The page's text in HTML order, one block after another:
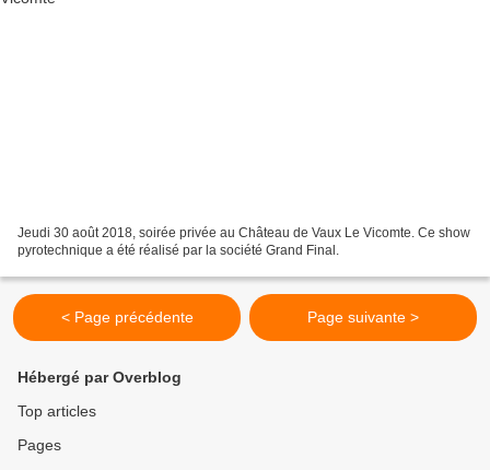
Jeudi 30 août 2018, soirée privée au Château de Vaux Le Vicomte. Ce show
pyrotechnique a été réalisé par la société Grand Final.
< Page précédente Page suivante >
Hébergé par Overblog
Top articles
Pages